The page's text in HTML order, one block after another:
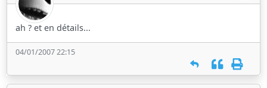
ah ? et en détails...
04/01/2007 22:15